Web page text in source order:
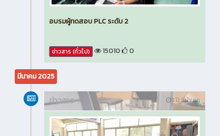
อบรมผู้ทดสอบ PLC ระดับ 2
ข่าวสาร (ทั่วไป) 15010 0
มีนาคม 2025
1 ปี ที่ผ่านมา
ข่าวสาร